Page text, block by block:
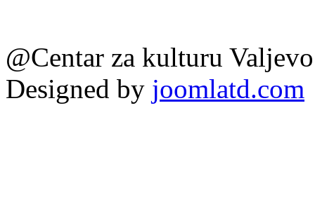
@Centar za kulturu
Designed by joomlatd.com